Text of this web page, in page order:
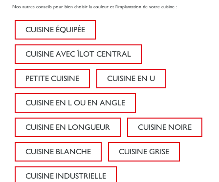
Nos autres conseils pour bien choisir la couleur et l'implantation de votre cuisine :
CUISINE ÉQUIPÉE
CUISINE AVEC ÎLOT CENTRAL
PETITE CUISINE CUISINE EN U
CUISINE EN L OU EN ANGLE
CUISINE EN LONGUEUR CUISINE NOIRE
CUISINE BLANCHE CUISINE GRISE
CUISINE INDUSTRIELLE